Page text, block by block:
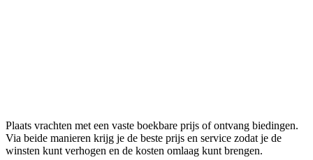
Plaats vrachten met een vaste boekbare prijs of ontvang biedingen.
Via beide manieren krijg je de beste prijs en service zodat je de
winsten kunt verhogen en de kosten omlaag kunt brengen.